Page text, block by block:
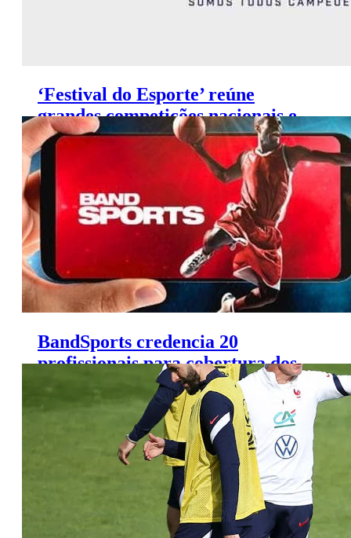
‘Festival do Esporte’ reúne
grandes competições nacionais e
internacionais nos canais SporTV
BandSports credencia 20
profissionais para cobertura dos
Jogos Olímpicos de Tóquio